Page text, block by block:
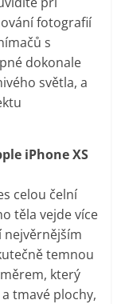
fotografií
s
dokonale
světla, a
iPhone XS
celou čelní
těla vejde více
nejvěrnějším
temnou
který
tmavé plochy,